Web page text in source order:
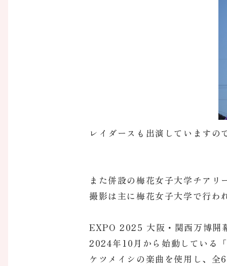
レイダースも出演していますの
また併設の梅花女子大学チア
撮影は主に梅花女子大学で行わ
EXPO 2025 大阪・関西万博開
2024年10月から始動している
ケツメイシの楽曲を使用し、